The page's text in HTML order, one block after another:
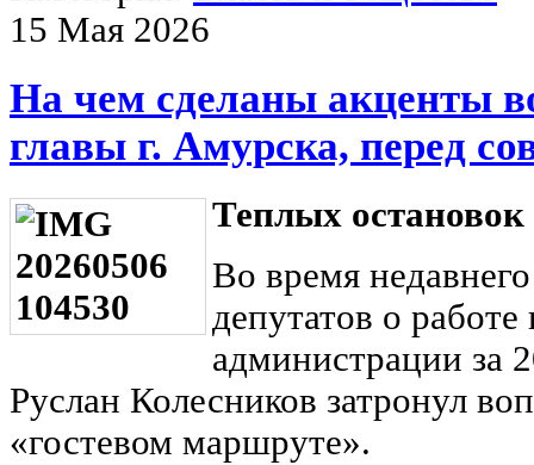
15 Мая 2026
На чем сделаны акценты
главы г. Амурска, перед
Теплых остановок
Во время
депутатов о работе
администрации за
Руслан Колесников затронул
«гостевом маршруте».